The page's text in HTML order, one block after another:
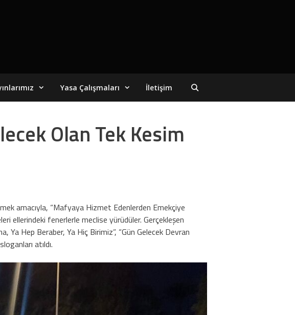
Yasa Çalışmaları İletişim
Olan Tek Kesim
amacıyla, “Mafyaya Hizmet Edenlerden Emekçiye
ellerindeki fenerlerle meclise yürüdüler. Gerçekleşen
Ya Hep Beraber, Ya Hiç Birimiz”, “Gün Gelecek Devran
atıldı.